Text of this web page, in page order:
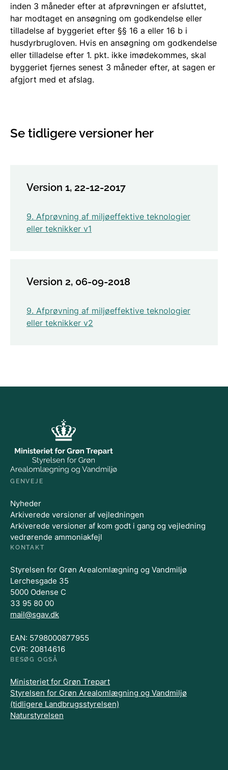
inden 3 måneder efter at afprøvningen er afsluttet,
har modtaget en ansøgning om godkendelse eller
tilladelse af byggeriet efter §§ 16 a eller 16 b i
husdyrbrugloven. Hvis en ansøgning om godkendelse
eller tilladelse efter 1. pkt. ikke imødekommes, skal
byggeriet fjernes senest 3 måneder efter, at sagen er
afgjort med et afslag.
Se tidligere versioner her
Version 1, 22-12-2017
9. Afprøvning af miljøeffektive teknologier
eller teknikker v1
Version 2, 06-09-2018
9. Afprøvning af miljøeffektive teknologier
eller teknikker v2
GENVEJE
Nyheder
Arkiverede versioner af vejledningen
Arkiverede versioner af kom godt i gang og vejledning
vedrørende ammoniakfejl
KONTAKT
Styrelsen for Grøn Arealomlægning og Vandmiljø
Lerchesgade 35
5000 Odense C
33 95 80 00
mail@sgav.dk
EAN: 5798000877955
CVR: 20814616
BESØG OGSÅ
Ministeriet for Grøn Trepart
Styrelsen for Grøn Arealomlægning og Vandmiljø
(tidligere Landbrugsstyrelsen)
Naturstyrelsen